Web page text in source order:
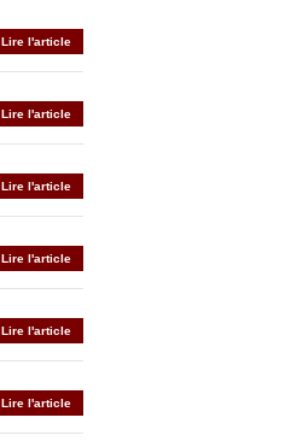
Lire l'article
Lire l'article
Lire l'article
Lire l'article
Lire l'article
Lire l'article